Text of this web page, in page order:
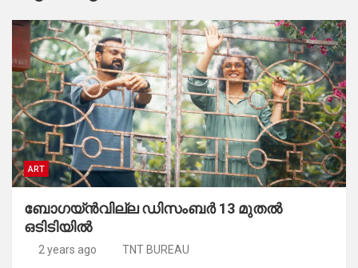
ART
ബോഗയ്ന്‍വില്ല ഡിസംബര്‍ 13 മുതല്‍
ഒടിടിയില്‍
2 years ago TNT BUREAU